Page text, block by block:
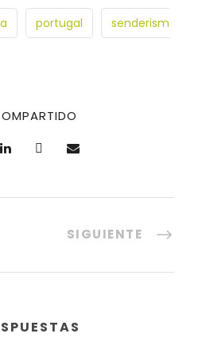
portugal
senderism
SIGUIENTE